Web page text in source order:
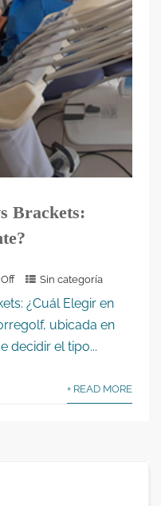
Brackets:
Off Sin categoría
¿Cuál Elegir en
ubicada en
decidir el tipo...
+ READ MORE